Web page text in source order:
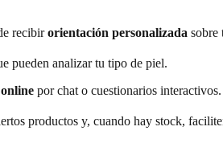
recibirorientación personalizada sobre
pueden analizar tu tipo de piel.
por chat o cuestionarios interactivos.
productos y, cuando hay stock,